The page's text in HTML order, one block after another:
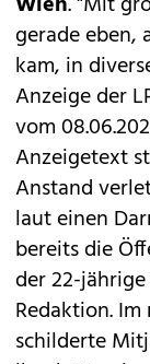
gerade eben,
kam, in
Anzeige der
vom
Anzeigetext
Anstand
laut einen
bereits die
der 22-
Redaktion.
schilderte